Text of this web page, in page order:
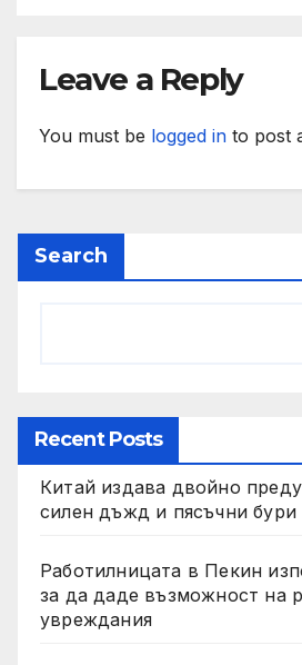
Leave a Reply
You must be logged in to post
Search
Recent Posts
Китай издава двойно
силен дъжд и пясъчни бури
Работилницата в Пекин
за да даде възможност на
увреждания